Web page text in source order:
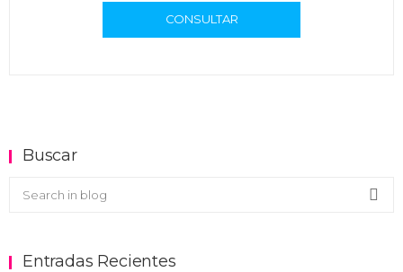
CONSULTAR
Buscar
Buscar en el blog
Entradas Recientes